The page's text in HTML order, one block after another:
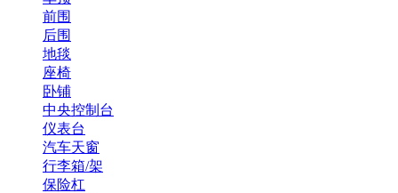
前围
后围
地毯
座椅
卧铺
中央控制台
仪表台
汽车天窗
行李箱/架
保险杠